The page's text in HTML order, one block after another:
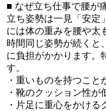
■ なぜ立ち仕事で腰が
立ち姿勢は一見「安定
には体の重みを腰や太
時間同じ姿勢が続くと
に負担がかかります。
す。
・重いものを持つこと
・靴のクッション性が
・片足に重心をかける